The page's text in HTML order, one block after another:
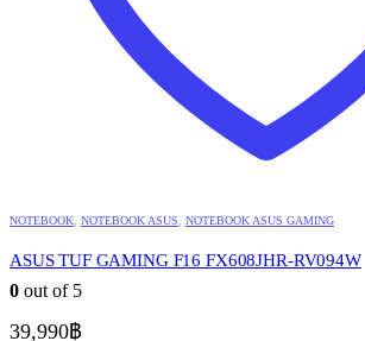
NOTEBOOK NOTEBOOK ASUS NOTEBOOK ASUS GAMING
ASUS TUF GAMING F16 FX608JHR-RV094W
0 out of 5
39,990฿